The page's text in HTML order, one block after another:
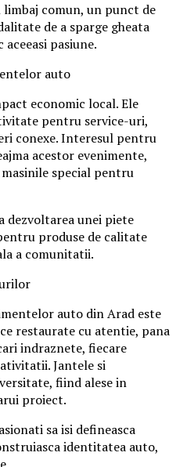
limbaj comun, un punct de
de a sparge gheata
pasiune.
auto
economic local. Ele
pentru service-uri,
conexe. Interesul pentru
acestor evenimente,
special pentru
dezvoltarea unei piete
produse de calitate
a comunitatii.
auto din Arad este
restaurate cu atentie, pana
indraznete, fiecare
Jantele si
fiind alese in
proiect.
sa isi defineasca
identitatea auto,